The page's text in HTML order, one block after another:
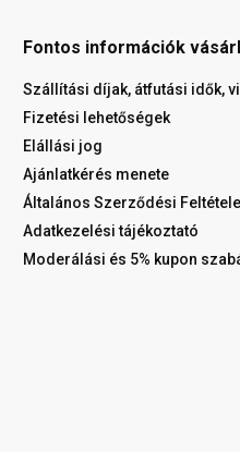
Fontos információk
Szállítási díjak, átfutási idők,
Fizetési lehetőségek
Elállási jog
Ajánlatkérés menete
Általános Szerződési
Adatkezelési tájékoztató
Moderálási és 5% kupon